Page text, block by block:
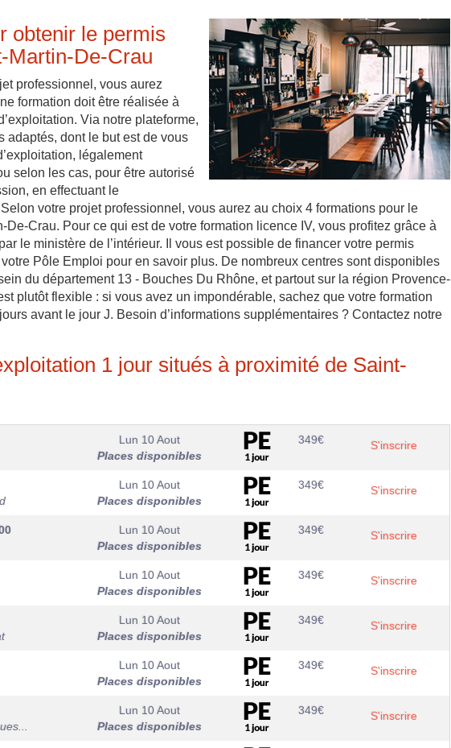
obtenir le permis
Martin-De-Crau
professionnel, vous aurez
formation doit être réalisée à
Via notre plateforme,
adaptés, dont le but est de vous
légalement
selon les cas, pour être autorisé
en effectuant le
votre projet professionnel, vous aurez au choix 4 formations pour le
De-Crau. Pour ce qui est de votre formation licence IV, vous profitez grâce à
le ministère de l’intérieur. Il vous est possible de financer votre permis
Pôle Emploi pour en savoir plus. De nombreux centres sont disponibles
du département 13 - Bouches Du Rhône, et partout sur la région Provence-
plutôt flexible : si vous avez un impondérable, sachez que votre formation
avant le jour J. Besoin d’informations supplémentaires ? Contactez notre
1 jour situés à proximité de Saint-
Lun 10 Aout
Places disponibles
349€ S'inscrire
Lun 10 Aout
Places disponibles
349€ S'inscrire
Lun 10 Aout
Places disponibles
349€ S'inscrire
Lun 10 Aout
Places disponibles
349€ S'inscrire
Lun 10 Aout
Places disponibles
349€ S'inscrire
Lun 10 Aout
Places disponibles
349€ S'inscrire
Lun 10 Aout
Places disponibles
349€ S'inscrire